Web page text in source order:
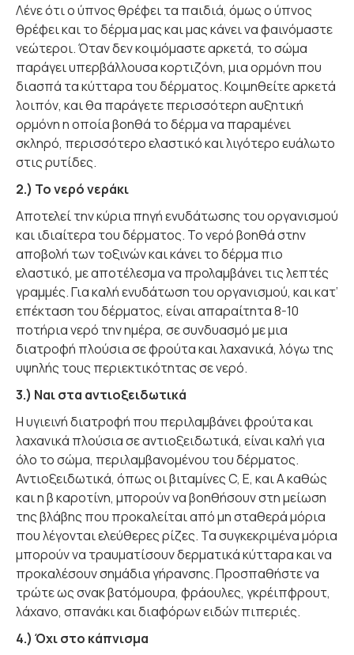
Λένε ότι ο ύπνος θρέφει τα παιδιά, όμως ο ύπνος
θρέφει και το δέρμα μας και μας κάνει να φαινόμαστε
νεώτεροι. Όταν δεν κοιμόμαστε αρκετά, το σώμα
παράγει υπερβάλλουσα κορτιζόνη, μια ορμόνη που
διασπά τα κύτταρα του δέρματος. Κοιμηθείτε αρκετά
λοιπόν, και θα παράγετε περισσότερη αυξητική
ορμόνη η οποία βοηθά το δέρμα να παραμένει
σκληρό, περισσότερο ελαστικό και λιγότερο ευάλωτο
στις ρυτίδες.
2.) Το νερό νεράκι
Αποτελεί την κύρια πηγή ενυδάτωσης του οργανισμού
και ιδιαίτερα του δέρματος. Το νερό βοηθά στην
αποβολή των τοξινών και κάνει το δέρμα πιο
ελαστικό, με αποτέλεσμα να προλαμβάνει τις λεπτές
γραμμές. Για καλή ενυδάτωση του οργανισμού, και κατ’
επέκταση του δέρματος, είναι απαραίτητα 8-10
ποτήρια νερό την ημέρα, σε συνδυασμό με μια
διατροφή πλούσια σε φρούτα και λαχανικά, λόγω της
υψηλής τους περιεκτικότητας σε νερό.
3.) Ναι στα αντιοξειδωτικά
Η υγιεινή διατροφή που περιλαμβάνει φρούτα και
λαχανικά πλούσια σε αντιοξειδωτικά, είναι καλή για
όλο το σώμα, περιλαμβανομένου του δέρματος.
Αντιοξειδωτικά, όπως οι βιταμίνες C, E, και A καθώς
και η β καροτίνη, μπορούν να βοηθήσουν στη μείωση
της βλάβης που προκαλείται από μη σταθερά μόρια
που λέγονται ελεύθερες ρίζες. Τα συγκεκριμένα μόρια
μπορούν να τραυματίσουν δερματικά κύτταρα και να
προκαλέσουν σημάδια γήρανσης. Προσπαθήστε να
τρώτε ως σνακ βατόμουρα, φράουλες, γκρέιπφρουτ,
λάχανο, σπανάκι και διαφόρων ειδών πιπεριές.
4.) Όχι στο κάπνισμα